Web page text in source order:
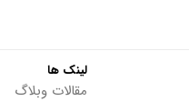
لینک ها
مقالات وبلاگ